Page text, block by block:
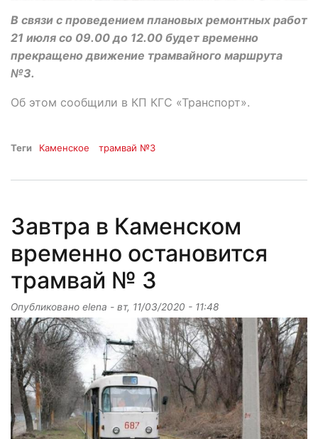
В связи с проведением плановых ремонтных работ
21 июля со 09.00 до 12.00 будет временно
прекращено движение трамвайного маршрута
№3.
Об этом сообщили в КП КГС «Транспорт».
Теги Каменское трамвай №3
Завтра в Каменском
временно остановится
трамвай № 3
Опубликовано elena - вт, 11/03/2020 - 11:48